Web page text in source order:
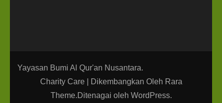
Yayasan Bumi Al Qur'an Nusantara.
Charity Care | Dikembangkan Oleh Rara
Theme.Ditenagai oleh WordPress.